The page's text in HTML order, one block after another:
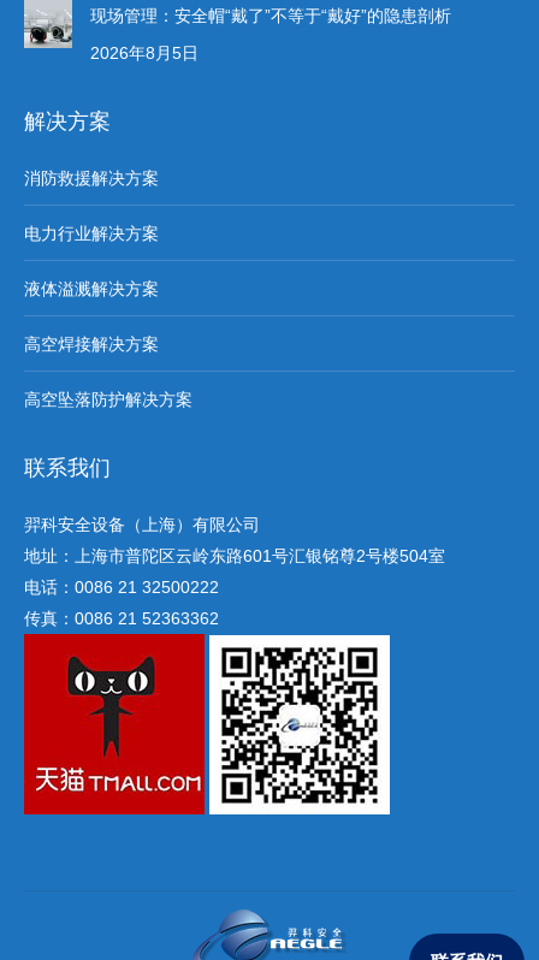
现场管理：安全帽“戴了”不等于“戴好”的隐患剖析
2026年8月5日
解决方案
消防救援解决方案
电力行业解决方案
液体溢溅解决方案
高空焊接解决方案
高空坠落防护解决方案
联系我们
羿科安全设备（上海）有限公司
地址：上海市普陀区云岭东路601号汇银铭尊2号楼504室
电话：0086 21 32500222
传真：0086 21 52363362